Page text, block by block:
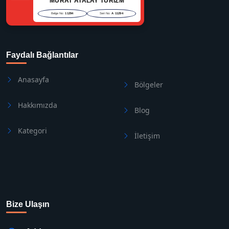
Belge No: 11294 Seri No: A 11294
Faydalı Bağlantılar
Anasayfa
Hakkımızda
Kategori
Bölgeler
Blog
İletişim
Bize Ulaşın